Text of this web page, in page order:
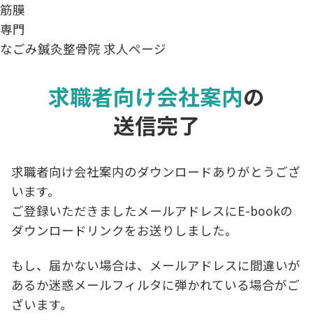
筋膜
専門
なごみ鍼灸整骨院 求人ページ
求職者向け会社案内の
送信完了
求職者向け会社案内のダウンロードありがとうござ
います。
ご登録いただきましたメールアドレスにE-bookの
ダウンロードリンクをお送りしました。
もし、届かない場合は、メールアドレスに間違いが
あるか迷惑メールフィルタに弾かれている場合がご
ざいます。